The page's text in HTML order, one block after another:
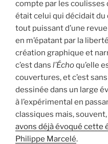
compte par les coulisses
était celui qui décidait
tout puissant d’une
en m’épatant par la
création graphique et
c’est dans l’Échoqu’elle
couvertures, et c’est
dessinée dans un large
à l’expérimental en
classiques mais,
avons déjà évoqué cette
Philippe Marcelé.